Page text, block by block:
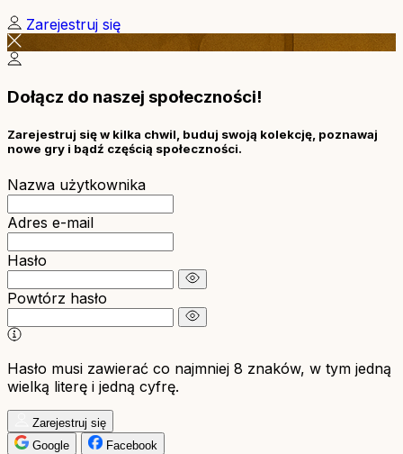
Zarejestruj się
Dołącz do naszej społeczności!
Zarejestruj się w kilka chwil, buduj swoją kolekcję, poznawaj
nowe gry i bądź częścią społeczności.
Nazwa użytkownika
Adres e-mail
Hasło
Powtórz hasło
Hasło musi zawierać co najmniej 8 znaków, w tym jedną
wielką literę i jedną cyfrę.
Zarejestruj się
Google
Facebook